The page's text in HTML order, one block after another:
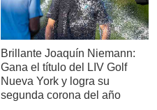
Brillante Joaquín Niemann:
Gana el título del LIV Golf
Nueva York y logra su
segunda corona del año